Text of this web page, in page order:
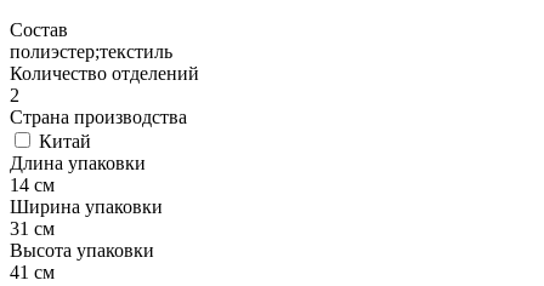
Состав
полиэстер;текстиль
Количество отделений
2
Страна производства
Китай
Длина упаковки
14 см
Ширина упаковки
31 см
Высота упаковки
41 см